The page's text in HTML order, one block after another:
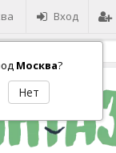
Москва?
Вход